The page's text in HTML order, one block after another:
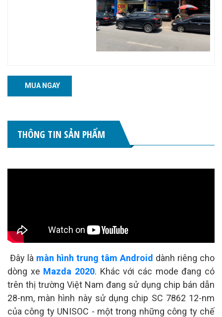
MUA NGAY
THÔNG TIN SẢN PHẨM
Đây là màn hình trung tâm Android dành riêng cho
dòng xe Mazda 2020. Khác với các mode đang có
trên thị trường Việt Nam đang sử dụng chip bán dẫn
28-nm, màn hình này sử dụng chip SC 7862 12-nm
của công ty UNISOC - một trong những công ty chế